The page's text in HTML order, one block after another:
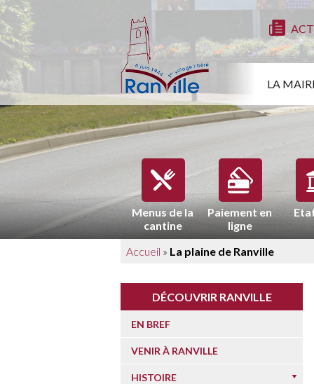
LA
Menus de la
cantine
Paiement en
ligne
Accueil » La plaine de Ranville
DÉCOUVRIR RANVILLE
EN BREF
VENIR À RANVILLE
HISTOIRE